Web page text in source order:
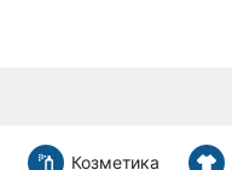
Козметика